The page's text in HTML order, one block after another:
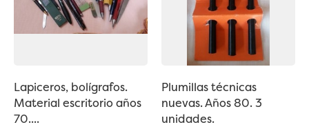
Lapiceros, bolígrafos.
Material escritorio años
70....
Plumillas técnicas
nuevas. Años 80. 3
unidades.